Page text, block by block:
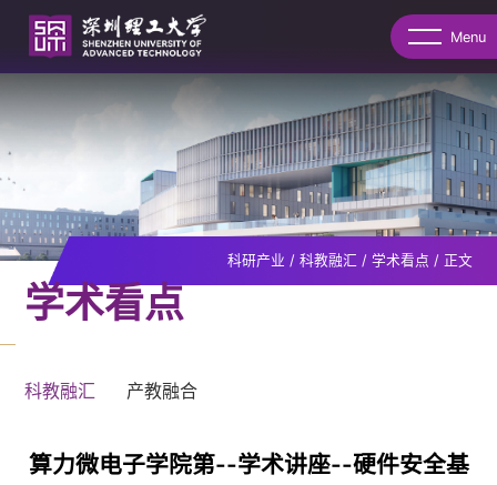
Menu
科研产业 / 科教融汇 / 学术看点 / 正文
学术看点
科教融汇 产教融合
算力微电子学院第--学术讲座--硬件安全基